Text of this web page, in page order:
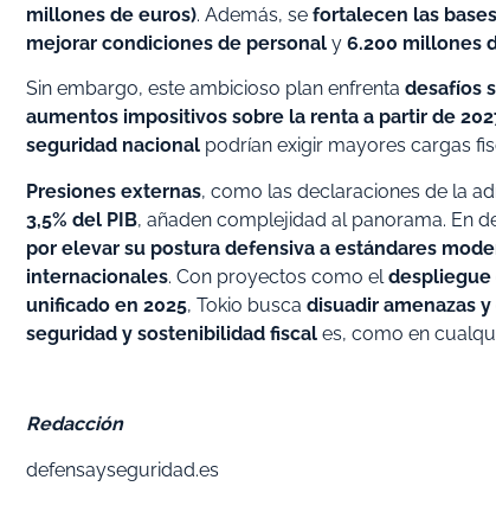
millones de euros). Además, se fortalecen las
mejorar condiciones de personal y 6.200 millones
Sin embargo, este ambicioso plan enfrenta desafíos
aumentos impositivos sobre la renta a partir de
seguridad nacional podrían exigir mayores cargas
Presiones externas, como las declaraciones de la
3,5% del PIB, añaden complejidad al panorama. En
por elevar su postura defensiva a estándares
internacionales. Con proyectos como el despliegue
unificado en 2025, Tokio busca disuadir amenazas
seguridad y sostenibilidad fiscal es, como en
Redacción
defensayseguridad.es